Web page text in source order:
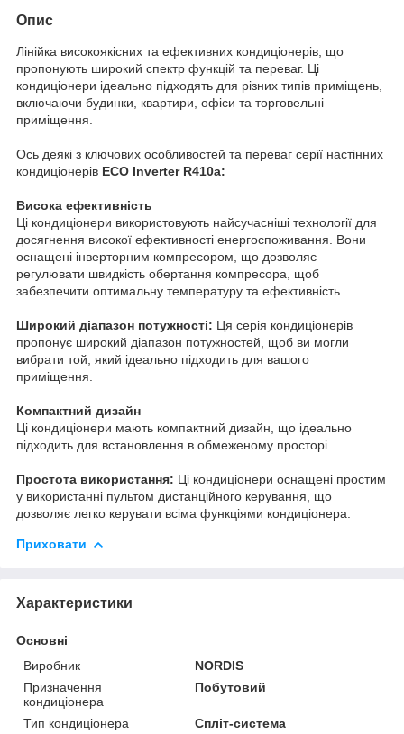
Опис
Лінійка високоякісних та ефективних кондиціонерів, що
пропонують широкий спектр функцій та переваг. Ці
кондиціонери ідеально підходять для різних типів приміщень,
включаючи будинки, квартири, офіси та торговельні
приміщення.
Ось деякі з ключових особливостей та переваг серії настінних
кондиціонерів ECO Inverter R410a:
Висока ефективність
Ці кондиціонери використовують найсучасніші технології для
досягнення високої ефективності енергоспоживання. Вони
оснащені інверторним компресором, що дозволяє
регулювати швидкість обертання компресора, щоб
забезпечити оптимальну температуру та ефективність.
Широкий діапазон потужності: Ця серія кондиціонерів
пропонує широкий діапазон потужностей, щоб ви могли
вибрати той, який ідеально підходить для вашого
приміщення.
Компактний дизайн
Ці кондиціонери мають компактний дизайн, що ідеально
підходить для встановлення в обмеженому просторі.
Простота використання: Ці кондиціонери оснащені простим
у використанні пультом дистанційного керування, що
дозволяє легко керувати всіма функціями кондиціонера.
Приховати
Характеристики
Основні
Виробник
NORDIS
Призначення
кондиціонера
Побутовий
Тип кондиціонера Спліт-система